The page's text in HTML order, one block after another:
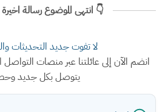
👇 انتهى الموضوع رسالة
لا تفوت جديد التحديثات
انضم الآن إلى عائلتنا عبر منصات
يتوصل بكل جديد